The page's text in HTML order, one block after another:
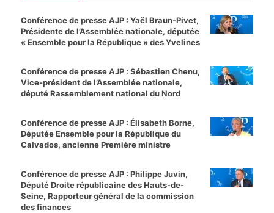
Conférence de presse AJP : Yaël Braun-Pivet,
Présidente de l’Assemblée nationale, députée
« Ensemble pour la République » des Yvelines
Conférence de presse AJP : Sébastien Chenu,
Vice-président de l’Assemblée nationale,
député Rassemblement national du Nord
Conférence de presse AJP : Élisabeth Borne,
Députée Ensemble pour la République du
Calvados, ancienne Première ministre
Conférence de presse AJP : Philippe Juvin,
Député Droite républicaine des Hauts-de-
Seine, Rapporteur général de la commission
des finances